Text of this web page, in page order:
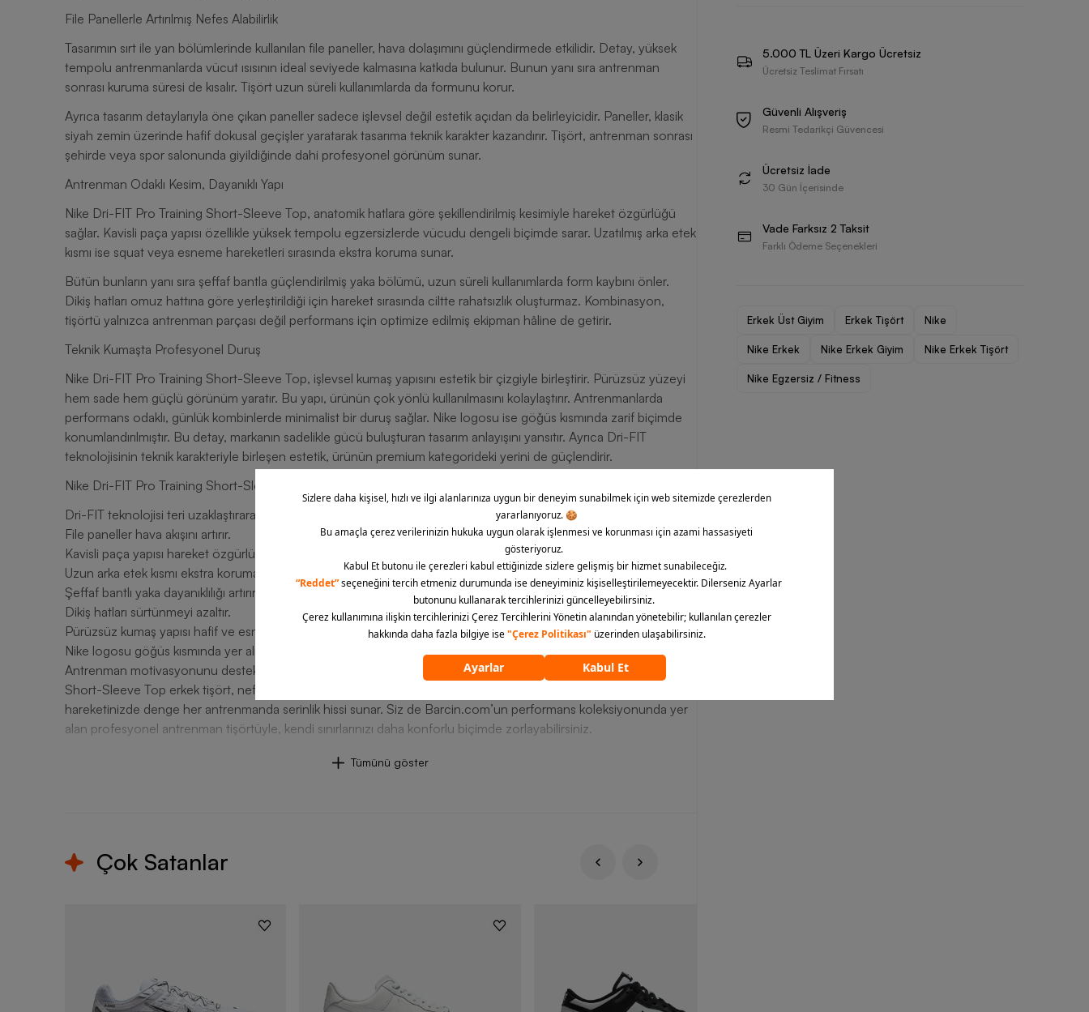
File Panellerle Artırılmış Nefes Alabilirlik
Tasarımın sırt ile yan bölümlerinde kullanılan file paneller, hava dolaşımını güçlendirmede etkilidir. Detay, yüksek
tempolu antrenmanlarda vücut ısısının ideal seviyede kalmasına katkıda bulunur. Bunun yanı sıra antrenman
sonrası kuruma süresi de kısalır. Tişört uzun süreli kullanımlarda da formunu korur.
Ayrıca tasarım detaylarıyla öne çıkan paneller sadece işlevsel değil estetik açıdan da belirleyicidir. Paneller, klasik
siyah zemin üzerinde hafif dokusal geçişler yaratarak tasarıma teknik karakter kazandırır. Tişört, antrenman sonrası
şehirde veya spor salonunda giyildiğinde dahi profesyonel görünüm sunar.
Antrenman Odaklı Kesim, Dayanıklı Yapı
Nike Dri-FIT Pro Training Short-Sleeve Top, anatomik hatlara göre şekillendirilmiş kesimiyle hareket özgürlüğü
sağlar. Kavisli paça yapısı özellikle yüksek tempolu egzersizlerde vücudu dengeli biçimde sarar. Uzatılmış arka etek
kısmı ise squat veya esneme hareketleri sırasında ekstra koruma sunar.
Bütün bunların yanı sıra şeffaf bantla güçlendirilmiş yaka bölümü, uzun süreli kullanımlarda form kaybını önler.
Dikiş hatları omuz hattına göre yerleştirildiği için hareket sırasında ciltte rahatsızlık oluşturmaz. Kombinasyon,
tişörtü yalnızca antrenman parçası değil performans için optimize edilmiş ekipman hâline de getirir.
Teknik Kumaşta Profesyonel Duruş
Nike Dri-FIT Pro Training Short-Sleeve Top, işlevsel kumaş yapısını estetik bir çizgiyle birleştirir. Pürüzsüz yüzeyi
hem sade hem güçlü görünüm yaratır. Bu yapı, ürünün çok yönlü kullanılmasını kolaylaştırır. Antrenmanlarda
performans odaklı, günlük kombinlerde minimalist bir duruş sağlar. Nike logosu ise göğüs kısmında zarif biçimde
konumlandırılmıştır. Bu detay, markanın sadelikle gücü buluşturan tasarım anlayışını yansıtır. Ayrıca Dri-FIT
teknolojisinin teknik karakteriyle birleşen estetik, ürünün premium kategorideki yerini de güçlendirir.
Nike Dri-FIT Pro Training Short-Sleeve Top Erkek Tişörtünün Diğer Özellikleri
Dri-FIT teknolojisi teri uzaklaştırarak kuru kalmanıza yardımcı olur.
File paneller hava akışını artırır.
Kavisli paça yapısı hareket özgürlüğü sağlar.
Uzun arka etek kısmı ekstra koruma sunar.
Şeffaf bantlı yaka dayanıklılığı artırır.
Dikiş hatları sürtünmeyi azaltır.
Pürüzsüz kumaş yapısı hafif ve esnektir.
Nike logosu göğüs kısmında yer alır.
Antrenman motivasyonunu destekleyen en önemli unsur, kıyafetin sunduğu konfordur. Nike Dri-FIT Pro Training
Short-Sleeve Top erkek tişört, nefes alabilir yapısı ve teknik kumaş kalitesiyle konforu kesintisiz hâle getirir. Her
hareketinizde denge her antrenmanda serinlik hissi sunar. Siz de Barcin.com’un performans koleksiyonunda yer
alan profesyonel antrenman tişörtüyle, kendi sınırlarınızı daha konforlu biçimde zorlayabilirsiniz.
Tümünü göster
Çok Satanlar
5.000 TL Üzeri Kargo Ücretsiz
Ücretsiz Teslimat Fırsatı
Güvenli Alışveriş
Resmi Tedarikçi Güvencesi
Ücretsiz İade
30 Gün İçerisinde
Vade Farksız 2 Taksit
Farklı Ödeme Seçenekleri
Erkek Üst Giyim Erkek Tişört Nike
Nike Erkek Nike Erkek Giyim Nike Erkek Tişört
Nike Egzersiz / Fitness